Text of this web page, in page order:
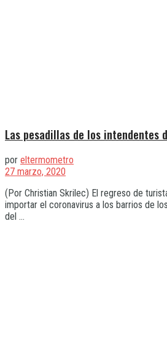
Las pesadillas de los intendentes
por eltermometro
27 marzo, 2020
(Por Christian Skrilec) El regreso de
importar el coronavirus a los barrios de
del ...